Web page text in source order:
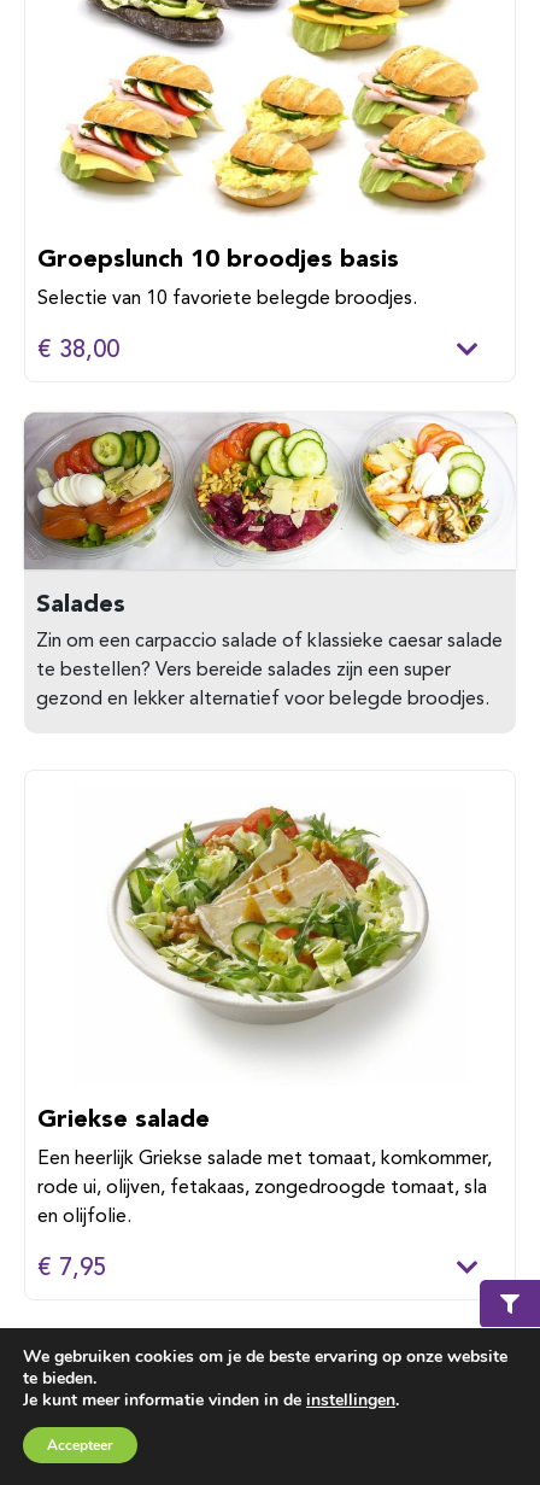
Groepslunch 10 broodjes basis
Selectie van 10 favoriete belegde broodjes.
€ 38,00
Salades
Zin om een carpaccio salade of klassieke caesar salade
te bestellen? Vers bereide salades zijn een super
gezond en lekker alternatief voor belegde broodjes.
Griekse salade
Een heerlijk Griekse salade met tomaat, komkommer,
rode ui, olijven, fetakaas, zongedroogde tomaat, sla
en olijfolie.
€ 7,95
We gebruiken cookies om je de beste ervaring op onze website
te bieden.
Je kunt meer informatie vinden in de instellingen.
Accepteer